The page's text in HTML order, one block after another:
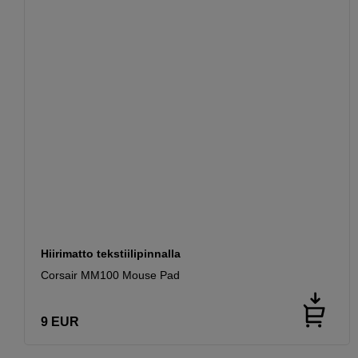
Hiirimatto tekstiilipinnalla
Corsair MM100 Mouse Pad
9 EUR